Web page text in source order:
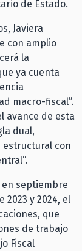
de Estado.
Javiera
con amplio
la
ya cuenta
macro-fiscal”.
avance de esta
dual,
estructural con
en septiembre
2023 y 2024, el
que
de trabajo
Fiscal